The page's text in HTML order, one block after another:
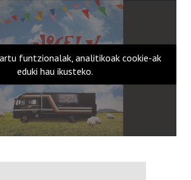
funtzionalak, analitikoak cookie-ak
eduki hau ikusteko.